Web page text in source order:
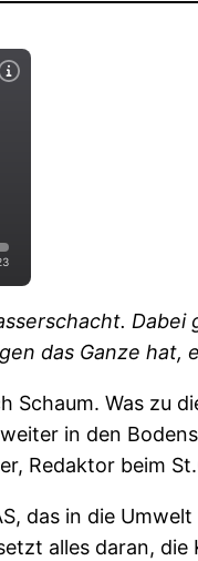
das Ganze hat,
Was zu
in den
Redaktor beim
das in die
alles daran,